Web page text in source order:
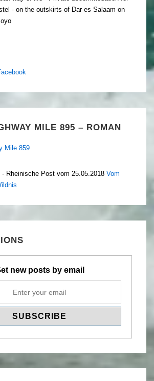
- on the outskirts of Dar es Salaam on
MILE 895 – ROMAN
- Rheinische Post vom 25.05.2018 Vom
new posts by email